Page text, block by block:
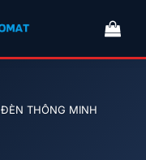
ĐÈN THÔNG MINH